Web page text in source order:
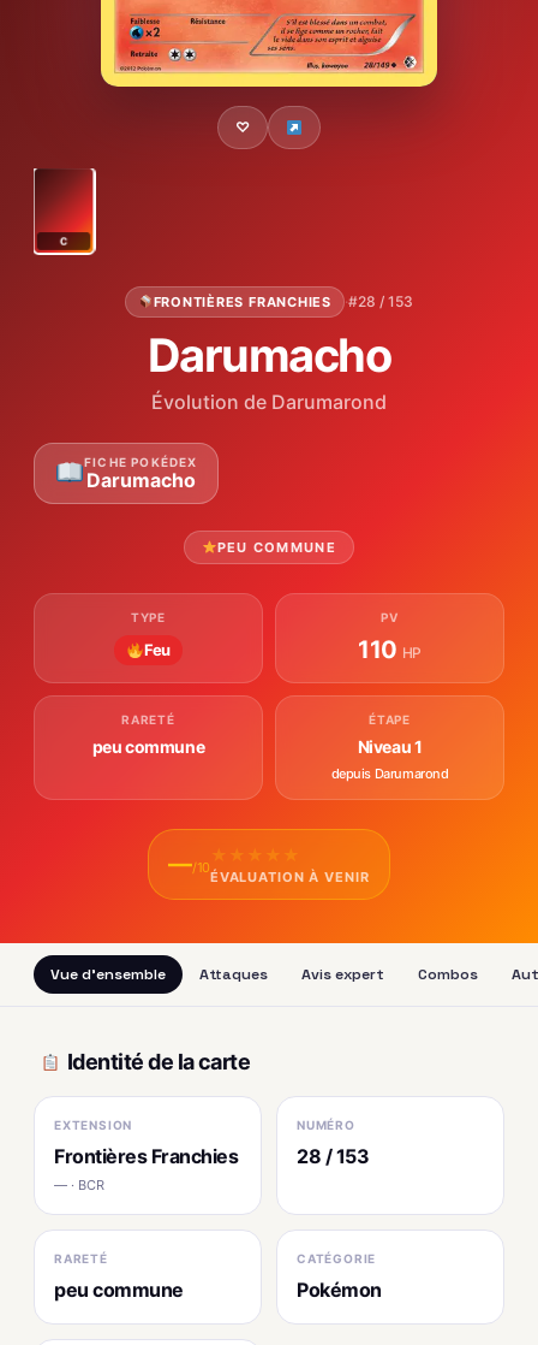
♡
C
FRONTIÈRES FRANCHIES ·#28 / 153
Darumacho
Évolution de Darumarond
FICHE POKÉDEX
Darumacho
PEU COMMUNE
TYPE
Feu
PV
110 HP
RARETÉ
peu commune
ÉTAPE
Niveau 1
depuis Darumarond
—/10
★ ★ ★ ★ ★
ÉVALUATION À VENIR
Vue d'ensemble Attaques Avis expert Combos
Identité de la carte
EXTENSION
Frontières Franchies
— · BCR
NUMÉRO
28 / 153
RARETÉ
peu commune
CATÉGORIE
Pokémon